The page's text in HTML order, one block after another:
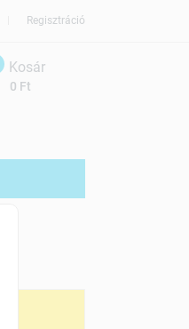
Regisztráció
0 Ft
Kosár